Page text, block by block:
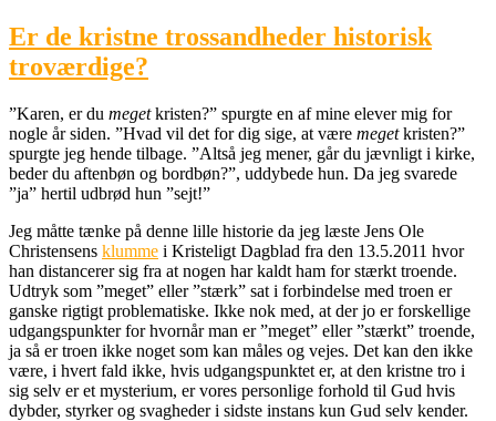
Er de kristne trossandheder historisk
troværdige?
”Karen, er du megetkristen?” spurgte en af mine elever mig for
nogle år siden. ”Hvad vil det for dig sige, at være megetkristen?”
spurgte jeg hende tilbage. ”Altså jeg mener, går du jævnligt i kirke,
beder du aftenbøn og bordbøn?”, uddybede hun. Da jeg svarede
”ja” hertil udbrød hun ”sejt!”
Jeg måtte tænke på denne lille historie da jeg læste Jens Ole
Christensens klumme i Kristeligt Dagblad fra den 13.5.2011 hvor
han distancerer sig fra at nogen har kaldt ham for stærkt troende.
Udtryk som ”meget” eller ”stærk” sat i forbindelse med troen er
ganske rigtigt problematiske. Ikke nok med, at der jo er forskellige
udgangspunkter for hvornår man er ”meget” eller ”stærkt” troende,
ja så er troen ikke noget som kan måles og vejes. Det kan den ikke
være, i hvert fald ikke, hvis udgangspunktet er, at den kristne tro i
sig selv er et mysterium, er vores personlige forhold til Gud hvis
dybder, styrker og svagheder i sidste instans kun Gud selv kender.